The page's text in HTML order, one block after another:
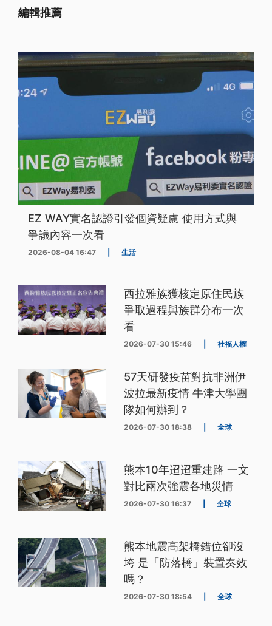
編輯推薦
EZ WAY實名認證引發個資疑慮 使用方式與
爭議內容一次看
2026-08-04 16:47 生活
西拉雅族獲核定原住民族
爭取過程與族群分布一次
看
2026-07-30 15:46 社福人權
57天研發疫苗對抗非洲伊
波拉最新疫情 牛津大學團
隊如何辦到？
2026-07-30 18:38 全球
熊本10年迢迢重建路 一文
對比兩次強震各地災情
2026-07-30 16:37 全球
熊本地震高架橋錯位卻沒
垮 是「防落橋」裝置奏效
嗎？
2026-07-30 18:54 全球